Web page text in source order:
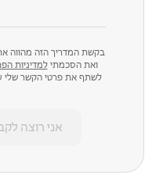
בקשת המדריך הזה מהווה
ואת הסכמתילמדיניות
אני רוצה